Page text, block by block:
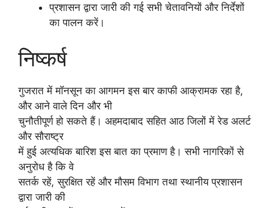
प्रशासन द्वारा जारी की गई सभी चेतावनियों और निर्देशों
का पालन करें।
निष्कर्ष
गुजरात में मॉनसून का आगमन इस बार काफी आक्रामक रहा है,
और आने वाले दिन और भी
चुनौतीपूर्ण हो सकते हैं। अहमदाबाद सहित आठ जिलों में रेड अलर्ट
और सौराष्ट्र
में हुई अत्यधिक बारिश इस बात का प्रमाण है। सभी नागरिकों से
अनुरोध है कि वे
सतर्क रहें, सुरक्षित रहें और मौसम विभाग तथा स्थानीय प्रशासन
द्वारा जारी की